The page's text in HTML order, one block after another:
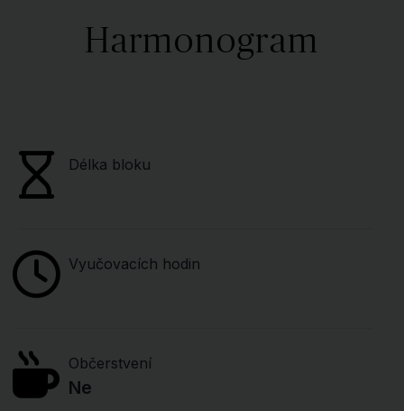
Harmonogram
Délka bloku
Vyučovacích hodin
Občerstvení
Ne